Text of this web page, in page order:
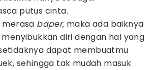
putus cinta.
baper, maka ada baiknya
diri dengan hal yang
dapat membuatmu
sehingga tak mudah masuk